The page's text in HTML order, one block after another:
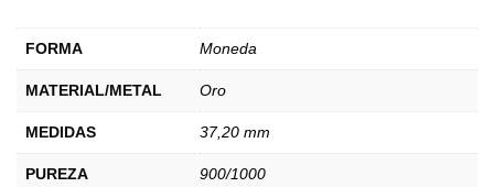
FORMA Moneda
MATERIAL/METAL Oro
MEDIDAS 37,20 mm
PUREZA 900/1000